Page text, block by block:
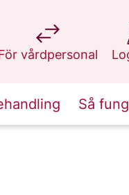
vårdpersonal
på 1177.se
på
Så